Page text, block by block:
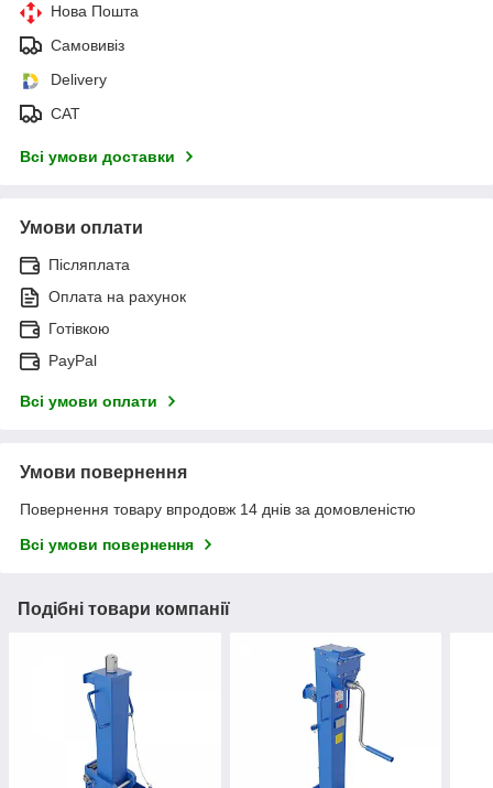
Нова Пошта
Самовивіз
Delivery
САТ
Всі умови доставки
Умови оплати
Післяплата
Оплата на рахунок
Готівкою
PayPal
Всі умови оплати
Умови повернення
Повернення товару впродовж 14 днів за домовленістю
Всі умови повернення
Подібні товари компанії